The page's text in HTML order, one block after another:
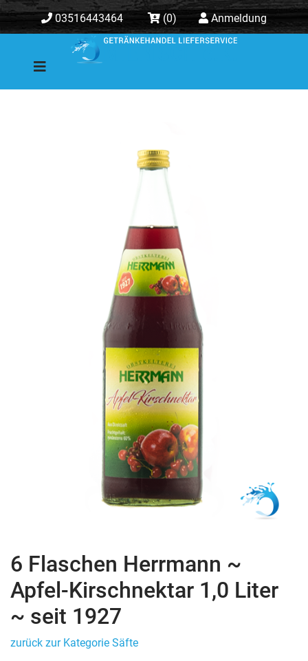
03516443464 (0) Anmeldung
6 Flaschen Herrmann ~
Apfel-Kirschnektar 1,0 Liter
~ seit 1927
zurück zur Kategorie Säfte